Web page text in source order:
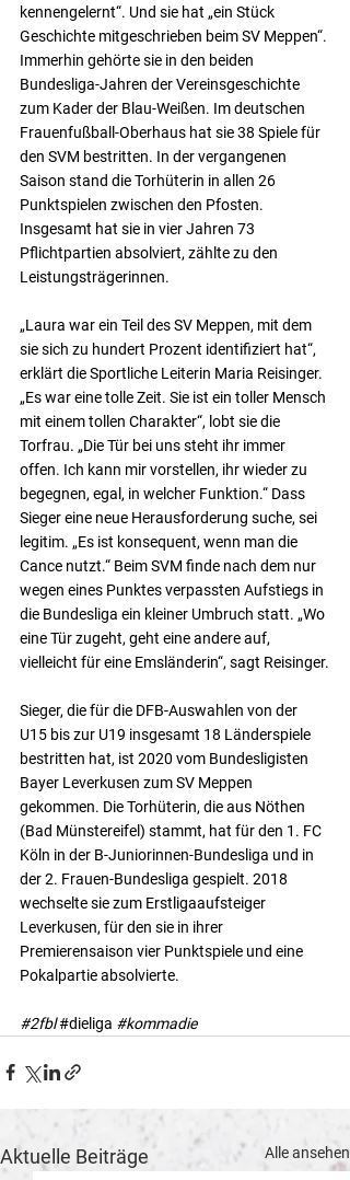
kennengelernt“. Und sie hat „ein Stück
Geschichte mitgeschrieben beim SV Meppen“.
Immerhin gehörte sie in den beiden
Bundesliga-Jahren der Vereinsgeschichte
zum Kader der Blau-Weißen. Im deutschen
Frauenfußball-Oberhaus hat sie 38 Spiele für
den SVM bestritten. In der vergangenen
Saison stand die Torhüterin in allen 26
Punktspielen zwischen den Pfosten.
Insgesamt hat sie in vier Jahren 73
Pflichtpartien absolviert, zählte zu den
Leistungsträgerinnen.
„Laura war ein Teil des SV Meppen, mit dem
sie sich zu hundert Prozent identifiziert hat“,
erklärt die Sportliche Leiterin Maria Reisinger.
„Es war eine tolle Zeit. Sie ist ein toller Mensch
mit einem tollen Charakter“, lobt sie die
Torfrau. „Die Tür bei uns steht ihr immer
offen. Ich kann mir vorstellen, ihr wieder zu
begegnen, egal, in welcher Funktion.“ Dass
Sieger eine neue Herausforderung suche, sei
legitim. „Es ist konsequent, wenn man die
Cance nutzt.“ Beim SVM finde nach dem nur
wegen eines Punktes verpassten Aufstiegs in
die Bundesliga ein kleiner Umbruch statt. „Wo
eine Tür zugeht, geht eine andere auf,
vielleicht für eine Emsländerin“, sagt Reisinger.
Sieger, die für die DFB-Auswahlen von der
U15 bis zur U19 insgesamt 18 Länderspiele
bestritten hat, ist 2020 vom Bundesligisten
Bayer Leverkusen zum SV Meppen
gekommen. Die Torhüterin, die aus Nöthen
(Bad Münstereifel) stammt, hat für den 1. FC
Köln in der B-Juniorinnen-Bundesliga und in
der 2. Frauen-Bundesliga gespielt. 2018
wechselte sie zum Erstligaaufsteiger
Leverkusen, für den sie in ihrer
Premierensaison vier Punktspiele und eine
Pokalpartie absolvierte.
#2fbl#dieliga #kommadie
Aktuelle Beiträge Alle ansehen